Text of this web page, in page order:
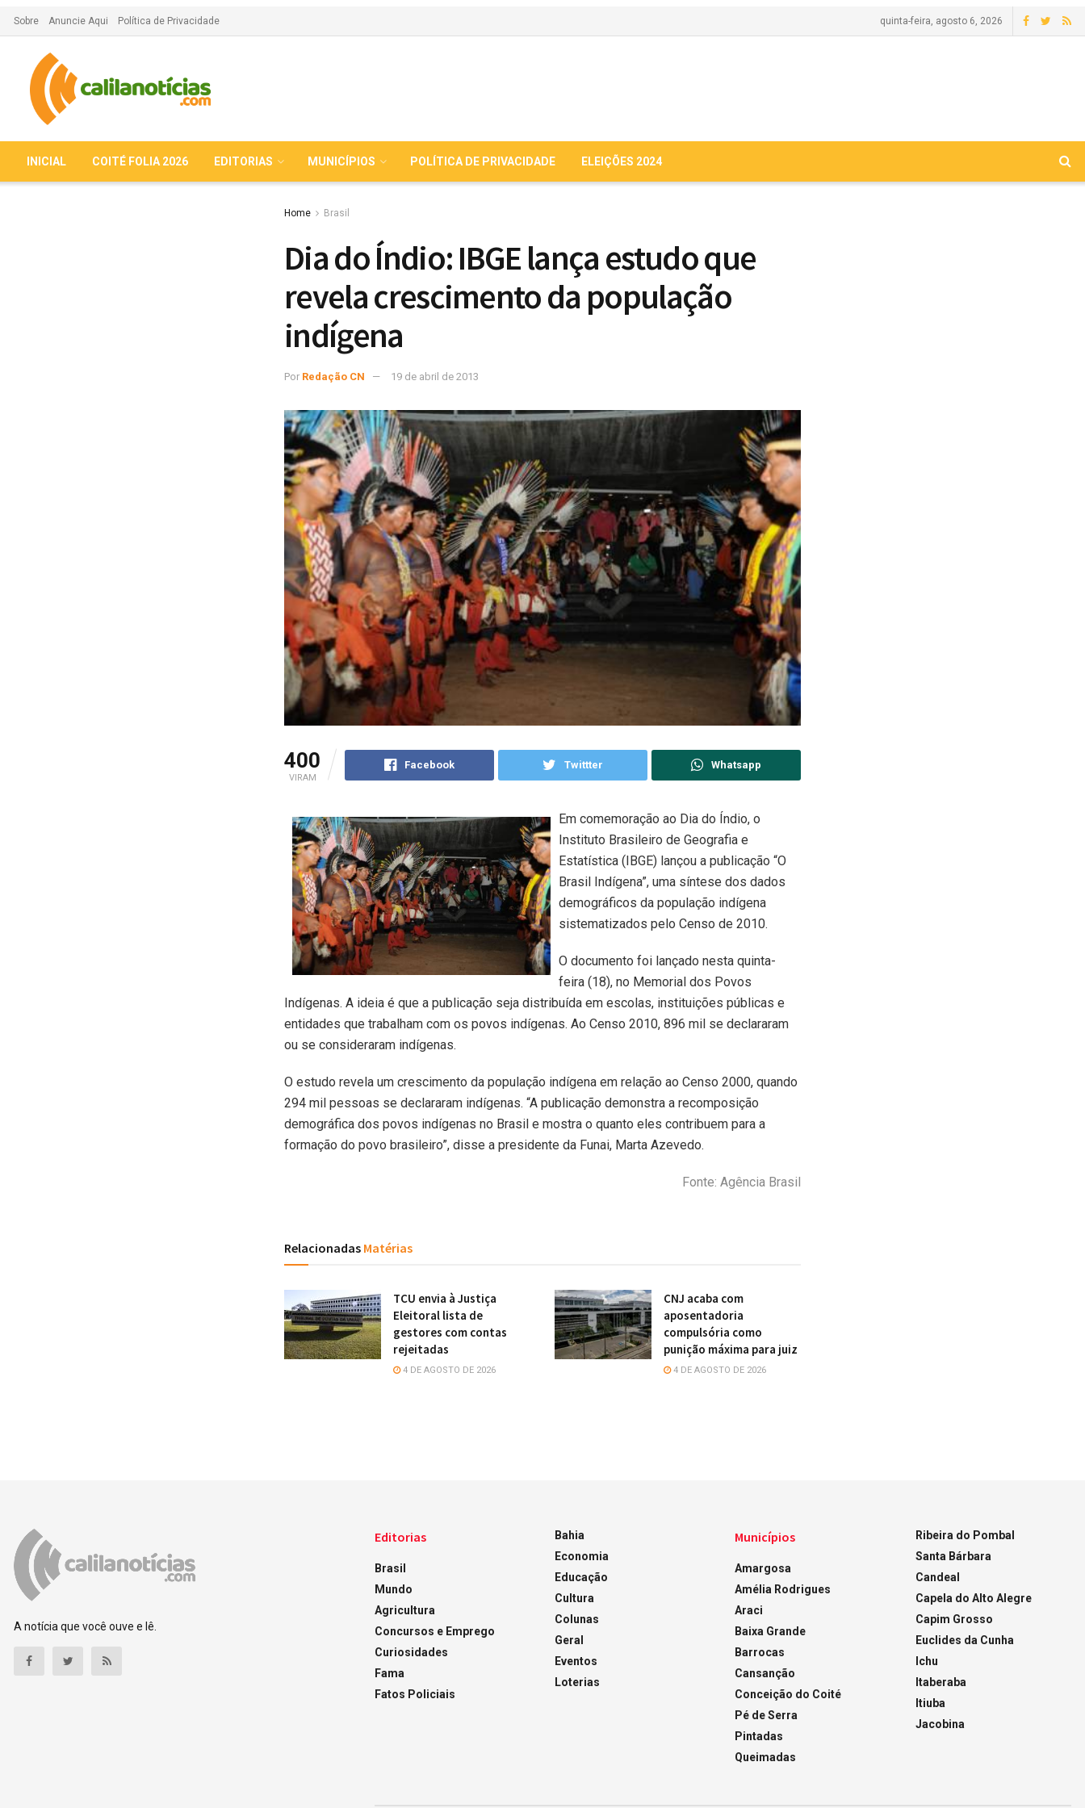
Sobre Anuncie Aqui Política de Privacidade quinta-feira, agosto 6, 2026
INICIAL COITÉ FOLIA 2026 EDITORIAS MUNICÍPIOS POLÍTICA DE PRIVACIDADE ELEIÇÕES 2024
Home Brasil
Dia do Índio: IBGE lança estudo que
revela crescimento da população
indígena
Por Redação CN 19 de abril de 2013
400
VIRAM
Facebook Twittter Whatsapp
Em comemoração ao Dia do Índio, o
Instituto Brasileiro de Geografia e
Estatística (IBGE) lançou a publicação “O
Brasil Indígena”, uma síntese dos dados
demográficos da população indígena
sistematizados pelo Censo de 2010.
O documento foi lançado nesta quinta-
feira (18), no Memorial dos Povos
Indígenas. A ideia é que a publicação seja distribuída em escolas, instituições públicas e
entidades que trabalham com os povos indígenas. Ao Censo 2010, 896 mil se declararam
ou se consideraram indígenas.
O estudo revela um crescimento da população indígena em relação ao Censo 2000, quando
294 mil pessoas se declararam indígenas. “A publicação demonstra a recomposição
demográfica dos povos indígenas no Brasil e mostra o quanto eles contribuem para a
formação do povo brasileiro”, disse a presidente da Funai, Marta Azevedo.
Fonte: Agência Brasil
Relacionadas Matérias
TCU envia à Justiça
Eleitoral lista de
gestores com contas
rejeitadas
4 DE AGOSTO DE 2026
CNJ acaba com
aposentadoria
compulsória como
punição máxima para juiz
4 DE AGOSTO DE 2026
A notícia que você ouve e lê.
Editorias
Brasil
Mundo
Agricultura
Concursos e Emprego
Curiosidades
Fama
Fatos Policiais
Bahia
Economia
Educação
Cultura
Colunas
Geral
Eventos
Loterias
Municípios
Amargosa
Amélia Rodrigues
Araci
Baixa Grande
Barrocas
Cansanção
Conceição do Coité
Pé de Serra
Pintadas
Queimadas
Ribeira do Pombal
Santa Bárbara
Candeal
Capela do Alto Alegre
Capim Grosso
Euclides da Cunha
Ichu
Itaberaba
Itiuba
Jacobina